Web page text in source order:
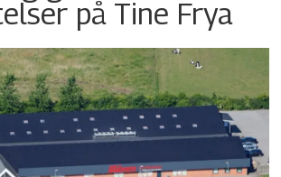
på Tine Frya